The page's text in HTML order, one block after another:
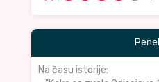
Na času istorije: